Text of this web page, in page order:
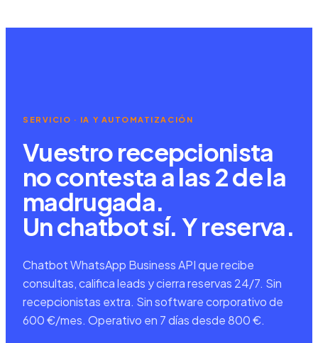
SERVICIO · IA Y AUTOMATIZACIÓN
Vuestro recepcionista
no contesta a las 2 de la
madrugada.
Un chatbot sí. Y reserva.
Chatbot WhatsApp Business API que recibe
consultas, califica leads y cierra reservas 24/7. Sin
recepcionistas extra. Sin software corporativo de
600 €/mes. Operativo en 7 días desde 800 €.